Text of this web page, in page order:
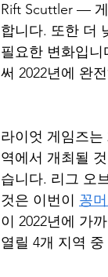
Rift Scuttler —
합니다. 또한 더
필요한 변화입
써 2022년에 완
라이엇 게임즈는
역에서 개최될
습니다. 리그 오
것은 이번이 꽁
이 2022년에 가
열릴 4개 지역